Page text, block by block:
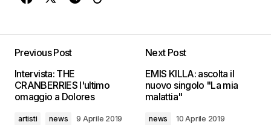
Previous Post
Intervista: THE
CRANBERRIES l'ultimo
omaggio a Dolores
artisti news 9 Aprile 2019
Next Post
EMIS KILLA: ascolta il
nuovo singolo "La mia
malattia"
news 10 Aprile 2019